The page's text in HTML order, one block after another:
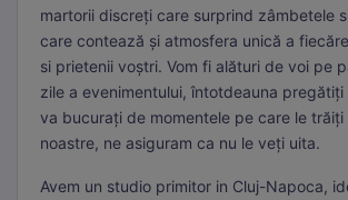
martorii discreți care surprind zâmbetele
care contează și atmosfera unică a
si prietenii voștri. Vom fi alături de voi pe
zile a evenimentului, întotdeauna pregătiți
va bucurați de momentele pe care le
noastre, ne asiguram ca nu le veți uita.
Avem un studio primitor in Cluj-Napoca,